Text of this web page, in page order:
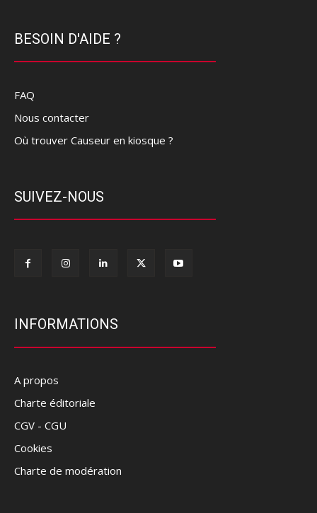
BESOIN D'AIDE ?
FAQ
Nous contacter
Où trouver Causeur en kiosque ?
SUIVEZ-NOUS
INFORMATIONS
A propos
Charte éditoriale
CGV - CGU
Cookies
Charte de modération